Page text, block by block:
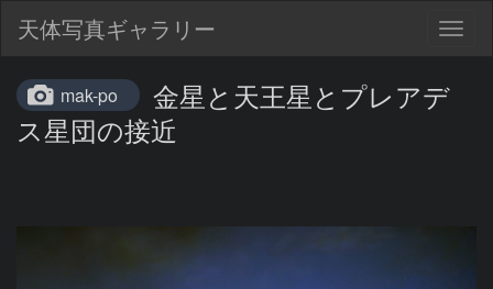
天体写真ギャラリー
mak-po
金星と天王星とプレアデ
ス星団の接近